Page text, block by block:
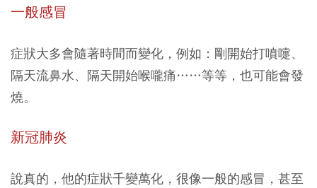
一般感冒
症狀大多會隨著時間而變化，例如：剛開始打噴嚏、
隔天流鼻水、隔天開始喉嚨痛……等等，也可能會發
燒。
新冠肺炎
說真的，他的症狀千變萬化，很像一般的感冒，甚至